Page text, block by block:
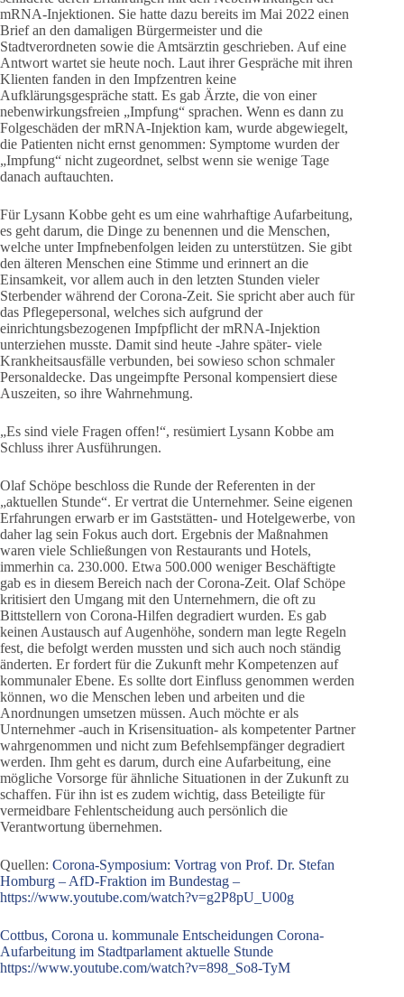
mRNA-Injektionen. Sie hatte dazu bereits im Mai 2022 einen
Brief an den damaligen Bürgermeister und die
Stadtverordneten sowie die Amtsärztin geschrieben. Auf eine
Antwort wartet sie heute noch. Laut ihrer Gespräche mit ihren
Klienten fanden in den Impfzentren keine
Aufklärungsgespräche statt. Es gab Ärzte, die von einer
nebenwirkungsfreien „Impfung“ sprachen. Wenn es dann zu
Folgeschäden der mRNA-Injektion kam, wurde abgewiegelt,
die Patienten nicht ernst genommen: Symptome wurden der
„Impfung“ nicht zugeordnet, selbst wenn sie wenige Tage
danach auftauchten.
Für Lysann Kobbe geht es um eine wahrhaftige Aufarbeitung,
es geht darum, die Dinge zu benennen und die Menschen,
welche unter Impfnebenfolgen leiden zu unterstützen. Sie gibt
den älteren Menschen eine Stimme und erinnert an die
Einsamkeit, vor allem auch in den letzten Stunden vieler
Sterbender während der Corona-Zeit. Sie spricht aber auch für
das Pflegepersonal, welches sich aufgrund der
einrichtungsbezogenen Impfpflicht der mRNA-Injektion
unterziehen musste. Damit sind heute -Jahre später- viele
Krankheitsausfälle verbunden, bei sowieso schon schmaler
Personaldecke. Das ungeimpfte Personal kompensiert diese
Auszeiten, so ihre Wahrnehmung.
„Es sind viele Fragen offen!“, resümiert Lysann Kobbe am
Schluss ihrer Ausführungen.
Olaf Schöpe beschloss die Runde der Referenten in der
„aktuellen Stunde“. Er vertrat die Unternehmer. Seine eigenen
Erfahrungen erwarb er im Gaststätten- und Hotelgewerbe, von
daher lag sein Fokus auch dort. Ergebnis der Maßnahmen
waren viele Schließungen von Restaurants und Hotels,
immerhin ca. 230.000. Etwa 500.000 weniger Beschäftigte
gab es in diesem Bereich nach der Corona-Zeit. Olaf Schöpe
kritisiert den Umgang mit den Unternehmern, die oft zu
Bittstellern von Corona-Hilfen degradiert wurden. Es gab
keinen Austausch auf Augenhöhe, sondern man legte Regeln
fest, die befolgt werden mussten und sich auch noch ständig
änderten. Er fordert für die Zukunft mehr Kompetenzen auf
kommunaler Ebene. Es sollte dort Einfluss genommen werden
können, wo die Menschen leben und arbeiten und die
Anordnungen umsetzen müssen. Auch möchte er als
Unternehmer -auch in Krisensituation- als kompetenter Partner
wahrgenommen und nicht zum Befehlsempfänger degradiert
werden. Ihm geht es darum, durch eine Aufarbeitung, eine
mögliche Vorsorge für ähnliche Situationen in der Zukunft zu
schaffen. Für ihn ist es zudem wichtig, dass Beteiligte für
vermeidbare Fehlentscheidung auch persönlich die
Verantwortung übernehmen.
Quellen: Corona-Symposium: Vortrag von Prof. Dr. Stefan
Homburg – AfD-Fraktion im Bundestag –
https://www.youtube.com/watch?v=g2P8pU_U00g
Cottbus, Corona u. kommunale Entscheidungen Corona-
Aufarbeitung im Stadtparlament aktuelle Stunde
https://www.youtube.com/watch?v=898_So8-TyM